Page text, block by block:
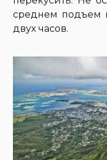
среднем подъем
двух часов.